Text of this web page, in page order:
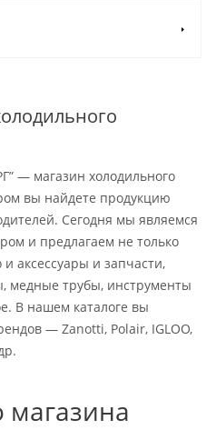
— магазин холодильного
вы найдете продукцию
Сегодня мы являемся
и предлагаем не только
аксессуары и запчасти,
медные трубы, инструменты
В нашем каталоге вы
— Zanotti, Polair, IGLOO,
магазина